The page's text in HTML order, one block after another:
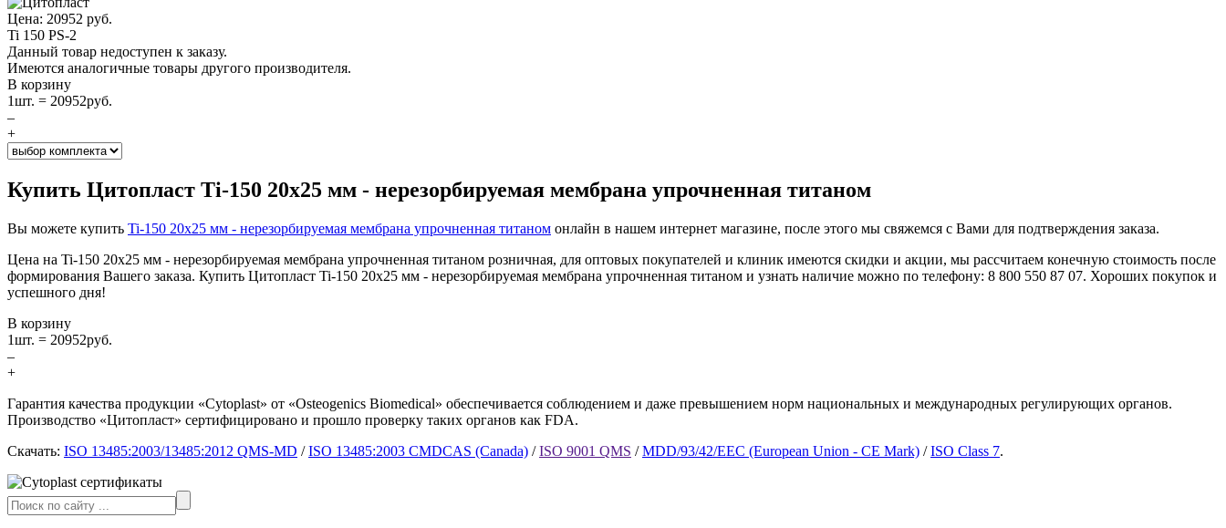
Цена: 20952 руб.
Ti 150 PS-2
Данный товар недоступен к заказу.
Имеются аналогичные товары другого производителя.
В корзину
1шт. = 20952руб.
–
+
Купить Цитопласт Ti-150 20x25 мм - нерезорбируемая мембрана упрочненная титаном
Вы можете купить Ti-150 20x25 мм - нерезорбируемая мембрана упрочненная титаном онлайн в нашем интернет магазине, после этого мы свяжемся с Вами для подтверждения заказа.
Цена на Ti-150 20x25 мм - нерезорбируемая мембрана упрочненная титаном розничная, для оптовых покупателей и клиник имеются скидки и акции, мы рассчитаем конечную стоимость после
формирования Вашего заказа. Купить Цитопласт Ti-150 20x25 мм - нерезорбируемая мембрана упрочненная титаном и узнать наличие можно по телефону: 8 800 550 87 07. Хороших покупок и
успешного дня!
В корзину
1шт. = 20952руб.
–
+
Гарантия качества продукции «Cytoplast» от «Osteogenics Biomedical» обеспечивается соблюдением и даже превышением норм национальных и международных регулирующих органов.
Производство «Цитопласт» сертифицировано и прошло проверку таких органов как FDA.
Скачать: ISO 13485:2003/13485:2012 QMS-MD /ISO 13485:2003 CMDCAS (Canada) /ISO 9001 QMS /MDD/93/42/EEC (European Union - CE Mark) /ISO Class 7.